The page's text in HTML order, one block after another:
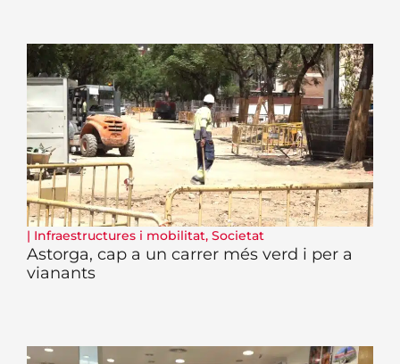
| Infraestructures i mobilitat, Societat
Astorga, cap a un carrer més verd i per a
vianants